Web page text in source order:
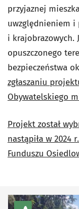
przyjaznej
uwzględnieniem i
i krajobrazowych.
opuszczonego
bezpieczeństwa
zgłaszaniu
Obywatelskiego
Projekt został
nastąpiła w 2024
Funduszu